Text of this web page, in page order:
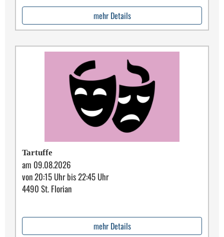
mehr Details
Tartuffe
am 09.08.2026
von 20:15 Uhr bis 22:45 Uhr
4490 St. Florian
mehr Details